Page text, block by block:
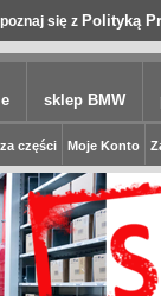
się z Polityką
sklep BMW
części Moje Konto